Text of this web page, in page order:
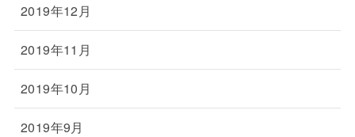
2019年12月
2019年11月
2019年10月
2019年9月